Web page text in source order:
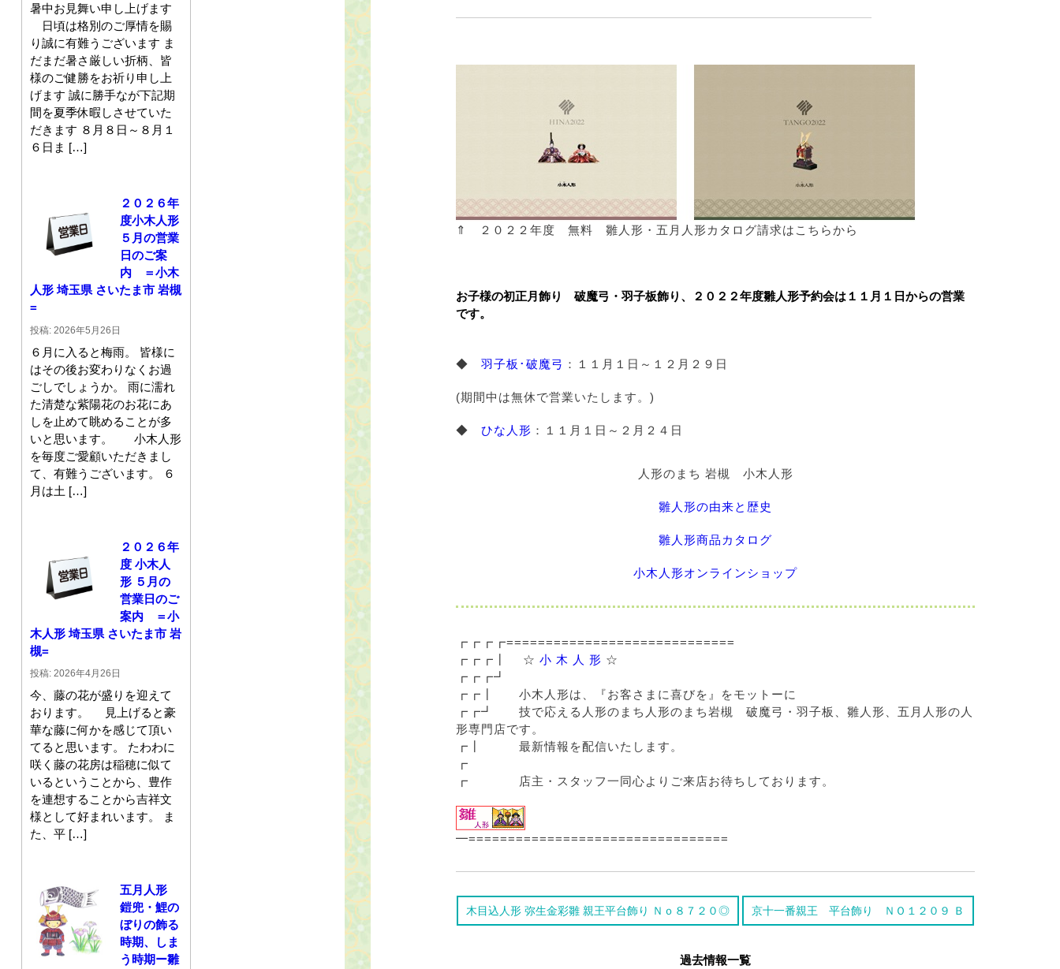
暑中お見舞い申し上げます
日頃は格別のご厚情を賜
り誠に有難うございます ま
だまだ暑さ厳しい折柄、皆
様のご健勝をお祈り申し上
げます 誠に勝手なが下記期
間を夏季休暇しさせていた
だきます ８月８日～８月１
６日ま […]
２０２６年
度小木人形
５月の営業
日のご案
内 ＝小木
人形 埼玉県 さいたま市 岩槻
=
投稿: 2026年5月26日
６月に入ると梅雨。 皆様に
はその後お変わりなくお過
ごしでしょうか。 雨に濡れ
た清楚な紫陽花のお花にあ
しを止めて眺めることが多
いと思います。 小木人形
を毎度ご愛顧いただきまし
て、有難うございます。 ６
月は土 […]
２０２６年
度 小木人
形 ５月の
営業日のご
案内 ＝小
木人形 埼玉県 さいたま市 岩
槻=
投稿: 2026年4月26日
今、藤の花が盛りを迎えて
おります。 見上げると豪
華な藤に何かを感じて頂い
てると思います。 たわわに
咲く藤の花房は稲穂に似て
いるということから、豊作
を連想することから吉祥文
様として好まれいます。 ま
た、平 […]
五月人形
鎧兜・鯉の
ぼりの飾る
時期、しま
う時期ー雛
⇑ ２０２２年度 無料 雛人形・五月人形カタログ請求はこちらから
お子様の初正月飾り 破魔弓・羽子板飾り、２０２２年度雛人形予約会は１１月１日からの営業
です。
◆ 羽子板･破魔弓 ：１１月１日～１２月２９日
(期間中は無休で営業いたします。)
◆ ひな人形 ：１１月１日～２月２４日
人形のまち 岩槻 小木人形
雛人形の由来と歴史
雛人形商品カタログ
小木人形オンラインショップ
┏┏┏┏=============================
┏┏┏┃ ☆ 小 木 人 形 ☆
┏┏┏┛
┏┏┃ 小木人形は、『お客さまに喜びを』をモットーに
┏┏┛ 技で応える人形のまち人形のまち岩槻 破魔弓・羽子板、雛人形、五月人形の人
形専門店です。
┏┃ 最新情報を配信いたします。
┏
┏ 店主・スタッフ一同心よりご来店お待ちしております。
━=================================
木目込人形 弥生金彩雛 親王平台飾り Ｎｏ８７２０◎ 京十一番親王 平台飾り ＮＯ１２０９ Ｂ
過去情報一覧